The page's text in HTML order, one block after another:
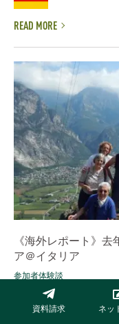
資料請求 ネッ
READ MORE
《海外レポート》
ア＠イタリア
参加者体験談
名古屋商科大学「国際
暇の2〜3週間を、ヨー